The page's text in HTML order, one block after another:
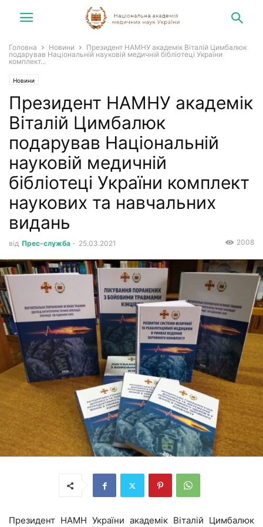
Головна Новини
Президент НАМНУ академік Віталій Цимбалюк
подарував Національній науковій медичній бібліотеці України
комплект...
Новини
Президент НАМНУ академік
Віталій Цимбалюк
подарував Національній
науковій медичній
бібліотеці України комплект
наукових та навчальних
видань
від Прес-служба - 25.03.2021 2008
Президент НАМН України академік Віталій Цимбалюк